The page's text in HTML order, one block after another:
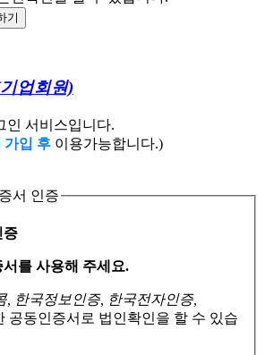
기
업회원)
인 서비스입니다.
가입 후 이용가능합니다.)
서 인증
증
를 사용해 주세요.
, 한국정보인증, 한국전자인증,
공동인증서로 법인확인을 할 수 있습